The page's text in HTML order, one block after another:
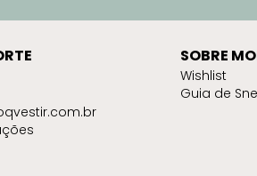
SOBRE
Wishlist
Guia de